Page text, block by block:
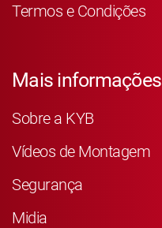
Termos e Condições
Mais informações
Sobre a KYB
Vídeos de Montagem
Segurança
Midia